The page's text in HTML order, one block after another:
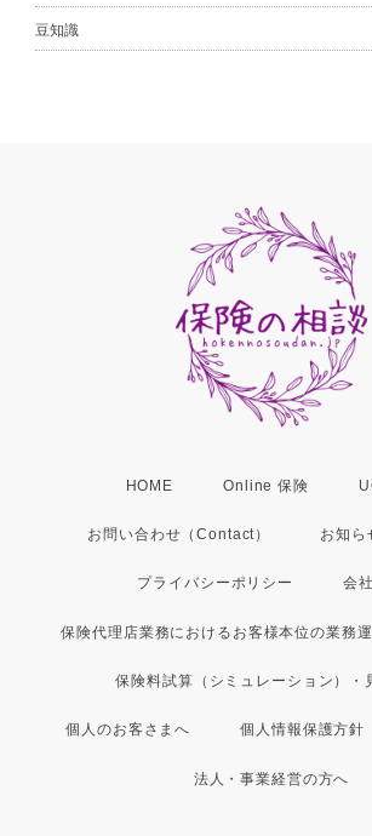
豆知識
HOME Online 保険
お問い合わせ（Contact） お知ら
プライバシーポリシー 会
保険代理店業務におけるお客様本位の業務
保険料試算（シミュレーション）・
個人のお客さまへ 個人情報保護方針
法人・事業経営の方へ